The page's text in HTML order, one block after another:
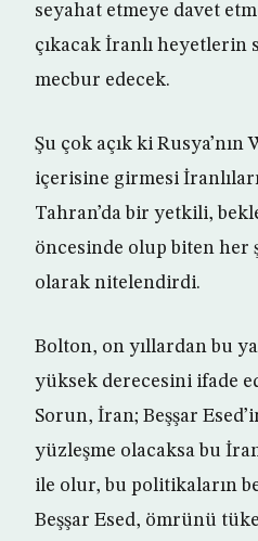
seyahat etmeye davet
çıkacak İranlı heyetlerin
mecbur edecek.
Şu çok açık ki
içerisine girmesi
Tahran’da bir yetkili,
öncesinde olup biten her
olarak nitelendirdi.
Bolton, on yıllardan bu
yüksek derecesini ifade
Sorun, İran; Beşşar
yüzleşme olacaksa bu
ile olur, bu politikaların
Beşşar Esed, ömrünü